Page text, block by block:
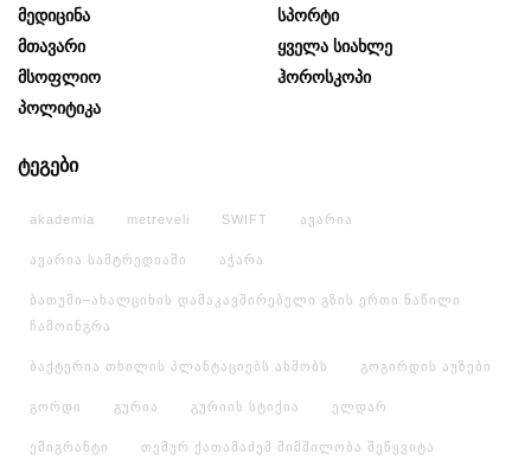
Მედიცინა
Მთავარი
Მსოფლიო
Პოლიტიკა
Სპორტი
Ყველა Სიახლე
Ჰოროსკოპი
ტეგები
akademia metreveli SWIFT ავარია
ავარია სამტრედიაში აჭარა
ბათუმი–ახალციხის დამაკავშირებელი გზის ერთი ნაწილი
ჩამოინგრა
ბაქტერია თხილის პლანტაციებს ახმობს გოგირდის აუზები
გორდი გურია გურიის სტიქია ელდარ
ემიგრანტი თემურ ქათამაძემ შიმშილობა შეწყვიტა